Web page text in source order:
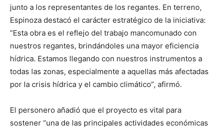
junto a los representantes de los regantes. En terreno,
Espinoza destacó el carácter estratégico de la iniciativa:
“Esta obra es el reflejo del trabajo mancomunado con
nuestros regantes, brindándoles una mayor eficiencia
hídrica. Estamos llegando con nuestros instrumentos a
todas las zonas, especialmente a aquellas más afectadas
por la crisis hídrica y el cambio climático”, afirmó.
El personero añadió que el proyecto es vital para
sostener “una de las principales actividades económicas